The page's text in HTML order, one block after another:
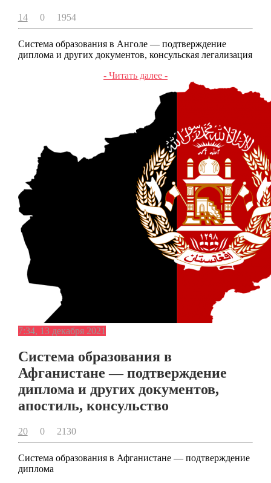
14 0 1954
Система образования в Анголе — подтверждение
диплома и других документов, консульская легализация
- Читать далее -
7:34, 13 декабря 2021
Система образования в
Афганистане — подтверждение
диплома и других документов,
апостиль, консульство
20 0 2130
Система образования в Афганистане — подтверждение
диплома